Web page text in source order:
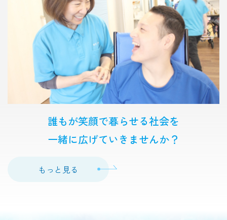
誰もが笑顔で暮らせる社会を
一緒に広げていきませんか？
もっと見る